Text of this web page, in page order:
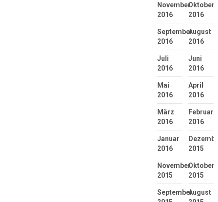
November
2016
Oktober
2016
September
2016
August
2016
Juli
2016
Juni
2016
Mai
2016
April
2016
März
2016
Februar
2016
Januar
2016
2015
November
2015
Oktober
2015
SeptemberAugust